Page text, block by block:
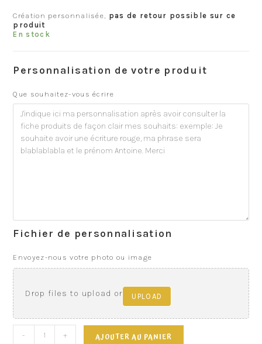
Création personnalisée, pas de retour possible sur ce
produit
En stock
Personnalisation de votre produit
Que souhaitez-vous écrire
Fichier de personnalisation
Envoyez-nous votre photo ou image
Drop files to upload or UPLOAD
- + AJOUTER AU PANIER